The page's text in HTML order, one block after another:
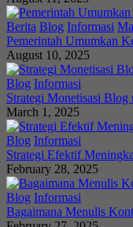
Berita Blog Informasi
Pemerintah Umumkan
August 10, 2025
Blog Informasi
Strategi Monetisasi Blog
March 1, 2025
Blog Informasi
Strategi Efektif
February 28, 2025
Blog Informasi
Bagaimana Menulis